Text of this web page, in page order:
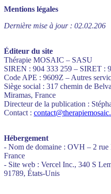
Mentions légales
Dernière mise à jour : 02.02.206
Éditeur du site
Thérapie MOSAIC – SASU
SIREN : 904 333 259 – SIRET :
Code APE : 9609Z – Autres
Siège social : 317 chemin de
Miramas, France
Directeur de la publication :
Contact :
Hébergement
- Nom de domaine : OVH – 2
France
- Site web : Vercel Inc., 340 S
91789, États-Unis